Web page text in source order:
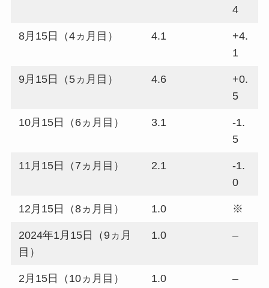
4
8月15日（4ヵ月目） 4.1
+4.
1
9月15日（5ヵ月目） 4.6
+0.
5
10月15日（6ヵ月目） 3.1
-1.
5
11月15日（7ヵ月目） 2.1
-1.
0
12月15日（8ヵ月目） 1.0 ※
2024年1月15日（9ヵ月
目）
1.0 –
2月15日（10ヵ月目） 1.0 –